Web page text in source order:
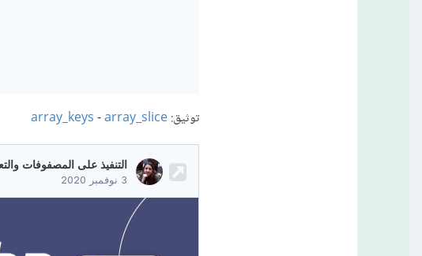
توثيق: array_keys-array_slice